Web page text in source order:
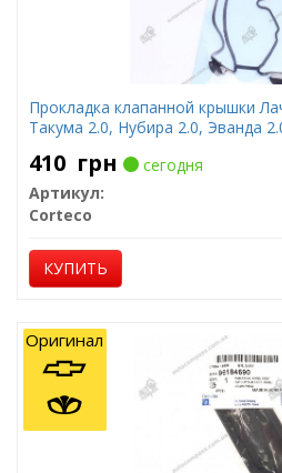
Прокладка клапанной крышки
Такума 2.0, Нубира 2.0, Эванда
410 грн
сегодня
Артикул:
Corteco
КУПИТЬ
Оригинал